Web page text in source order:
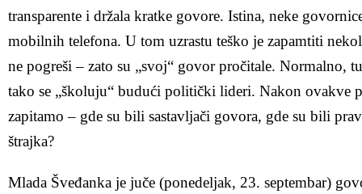
transparente i držala kratke govore. Istina, neke
mobilnih telefona. U tom uzrastu teško je zapamtiti
ne pogreši – zato su „svoj“ govor pročitale. Normalno,
tako se „školuju“ budući politički lideri. Nakon ovakve
zapitamo – gde su bili sastavljači govora, gde su bili
štrajka?
Mlada Šveđanka je juče (ponedeljak, 23. septembar)